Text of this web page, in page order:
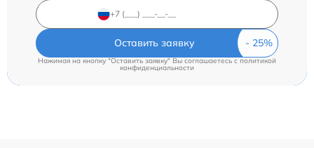
Оставить заявку
Нажимая на кнопку "Оставить заявку" Вы соглашаетесь cполитикой
конфиденциальности